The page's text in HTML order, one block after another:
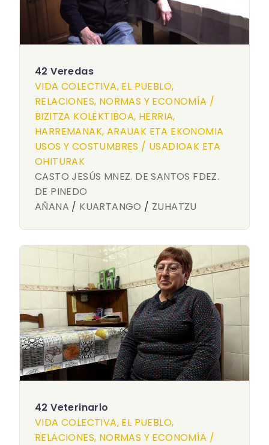
42 Veredas
VIDA COLECTIVA, EL PUEBLO,
RELACIONES, NORMAS Y ECONOMÍA /
BIZITZA KOLEKTIBOA, HERRIA,
HARREMANAK, ARAUAK ETA EKONOMIA
USOS Y COSTUMBRES / USADIOAK ETA
OHITURAK
CASTO JESÚS MNEZ. DE SANTOS FDEZ.
DE PINEDO
AÑANA / KUARTANGO / ZUHATZU
42 Veterinario
VIDA COLECTIVA, EL PUEBLO,
RELACIONES, NORMAS Y ECONOMÍA /